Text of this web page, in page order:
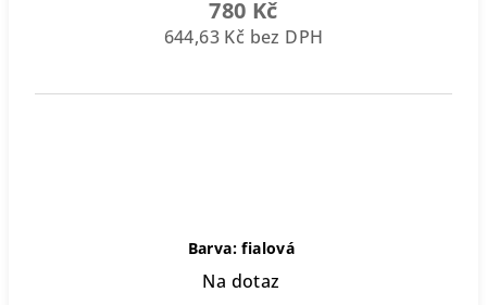
780 Kč
644,63 Kč bez DPH
Barva: fialová
Na dotaz